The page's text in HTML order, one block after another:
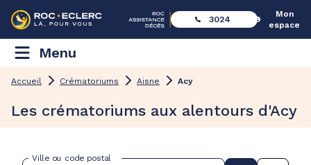
3024
Mon
espace
Menu
Accueil Crématoriums Aisne Acy
Les crématoriums aux alentours d'Acy
Ville ou code postal